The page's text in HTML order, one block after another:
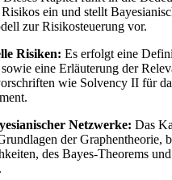
ein und stellt
zur Risikosteuerung vor.
Risiken: Es erfolgt eine
eine Erläuterung der
wie Solvency II für
Netzwerke: Das
der Graphentheorie,
des Bayes-Theorems